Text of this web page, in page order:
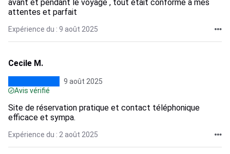
avant et pendant le voyage , tout était conforme à mes
attentes et parfait
Expérience du : 9 août 2025
Cecile M.
9 août 2025
Avis vérifié
Site de réservation pratique et contact téléphonique
efficace et sympa.
Expérience du : 2 août 2025